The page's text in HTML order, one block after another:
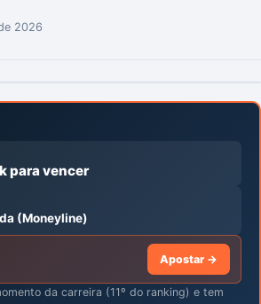
2026
para vencer
(Moneyline)
Apostar →
da carreira (11º do ranking) e tem